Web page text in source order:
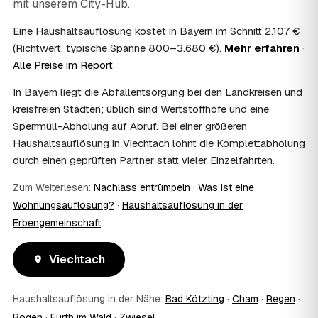
Häufig ja: Im Nachlass können die Kosten einer
Erbschaftsteuer mindern, bei vermieteten Objekten teils
als Werbungskosten. Sie erhalten eine ordentliche
Rechnung als Beleg. Verbindlich klärt das Ihr
08 Muss ich als Erbe in Viechtach vor Ort
anwesend sein?
Nein, Sie müssen nicht durchgängig anwesend sein. Viele
Erben übergeben in Viechtach nur die Schlüssel und
lassen sich per Fotos auf dem Laufenden halten. Eine
genügt meist.
09 Bekomme ich einen Entsorgungsnachweis?
Ja. Sie erhalten auf Wunsch einen Entsorgungs- bzw.
So ist dokumentiert, dass der Hausstand in Viechtach
umweltgerecht und rechtssicher entsorgt wurde.
Oft schon innerhalb weniger Tage, in vielen Regionen
mit unserem City-Hub.
Eine Haushaltsauflösung kostet in Bayern im Schnitt 2.107 €
(Richtwert, typische Spanne 800–3.680 €). Mehr erfahren ·
Alle Preise im Report
In Bayern liegt die Abfallentsorgung bei den Landkreisen und
kreisfreien Städten; üblich sind Wertstoffhöfe und eine
Sperrmüll-Abholung auf Abruf. Bei einer größeren
Haushaltsauflösung in Viechtach lohnt die Komplettabholung
durch einen geprüften Partner statt vieler Einzelfahrten.
Zum Weiterlesen: Nachlass entrümpeln · Was ist eine
Wohnungsauflösung? · Haushaltsauflösung in der
Erbengemeinschaft
Viechtach
Haushaltsauflösung in der Nähe: Bad Kötzting · Cham · Regen ·